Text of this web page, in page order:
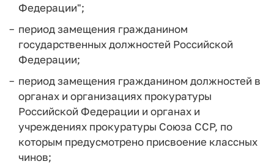
Федерации";
период замещения гражданином
государственных должностей Российской
Федерации;
период замещения гражданином должностей в
органах и организациях прокуратуры
Российской Федерации и органах и
учреждениях прокуратуры Союза ССР, по
которым предусмотрено присвоение классных
чинов;